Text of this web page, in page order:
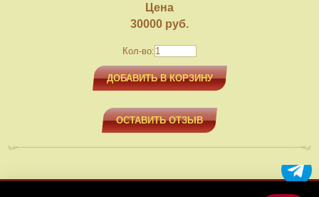
Цена
30000 руб.
Кол-во:
ДОБАВИТЬ В КОРЗИНУ
ОСТАВИТЬ ОТЗЫВ